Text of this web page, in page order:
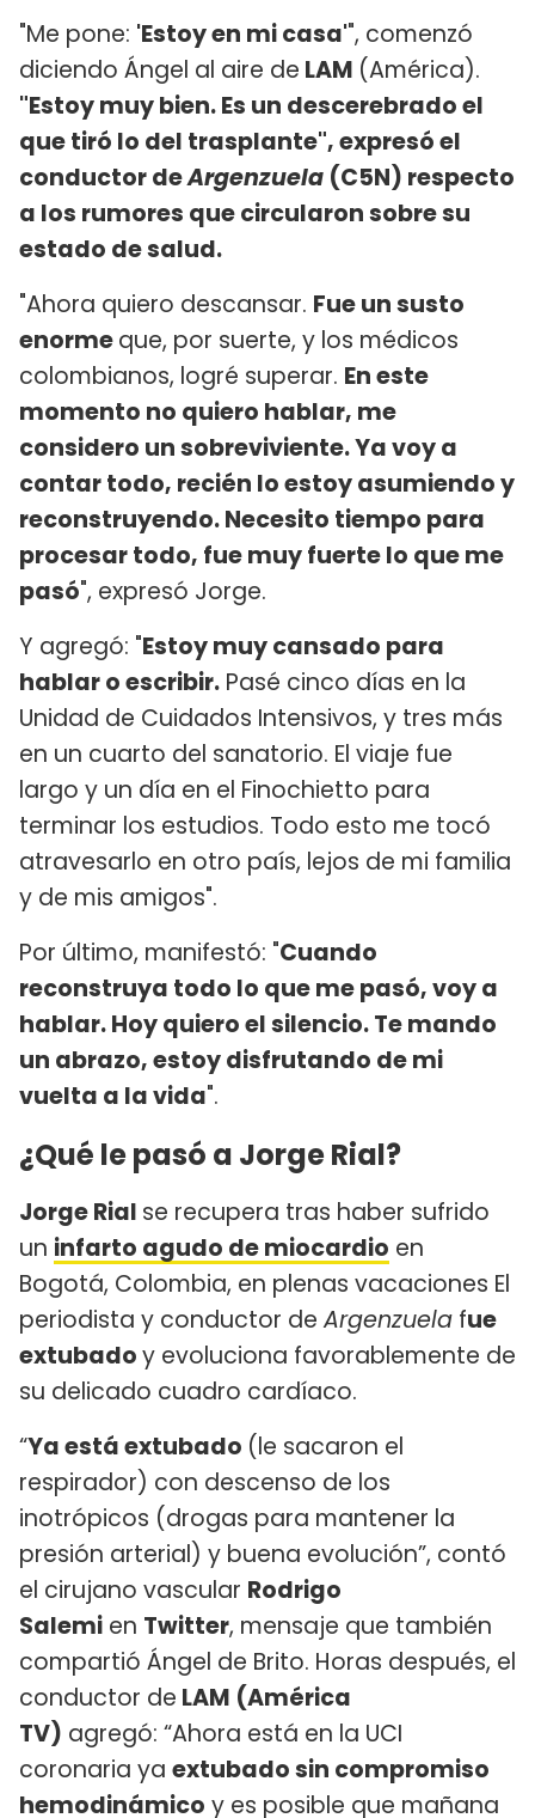
"Me pone: 'Estoy en mi casa'", comenzó
diciendo Ángel al aire de LAM (América).
"Estoy muy bien. Es un descerebrado el
que tiró lo del trasplante", expresó el
conductor deArgenzuela (C5N) respecto
a los rumores que circularon sobre su
estado de salud.
"Ahora quiero descansar. Fue un susto
enormeque, por suerte, y los médicos
colombianos, logré superar. En este
momento no quiero hablar, me
considero un sobreviviente. Ya voy a
contar todo, recién lo estoy asumiendo y
reconstruyendo. Necesito tiempo para
procesar todo, fue muy fuerte lo que me
pasó", expresó Jorge.
Y agregó: "Estoy muy cansado para
hablar o escribir. Pasé cinco días en la
Unidad de Cuidados Intensivos, y tres más
en un cuarto del sanatorio. El viaje fue
largo y un día en el Finochietto para
terminar los estudios. Todo esto me tocó
atravesarlo en otro país, lejos de mi familia
y de mis amigos".
Por último, manifestó: "Cuando
reconstruya todo lo que me pasó, voy a
hablar. Hoy quiero el silencio. Te mando
un abrazo, estoy disfrutando de mi
vuelta a la vida".
¿Qué le pasó a Jorge Rial?
Jorge Rial se recupera tras haber sufrido
un infarto agudo de miocardio en
Bogotá, Colombia, en plenas vacaciones El
periodista y conductor deArgenzuela fue
extubadoy evoluciona favorablemente de
su delicado cuadro cardíaco.
“Ya está extubado (le sacaron el
respirador) con descenso de los
inotrópicos (drogas para mantener la
presión arterial) y buena evolución”, contó
el cirujano vascular Rodrigo
Salemi en Twitter, mensaje que también
compartió Ángel de Brito. Horas después, el
conductor de LAM (América
TV) agregó: “Ahora está en la UCI
coronaria ya extubado sin compromiso
hemodinámico y es posible que mañana